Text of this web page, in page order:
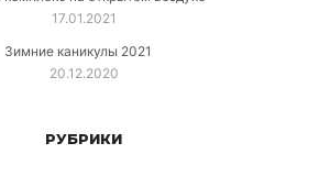
17.01.2021
Зимние каникулы 2021
20.12.2020
РУБРИКИ